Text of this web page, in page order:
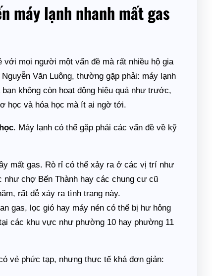
máy lạnh nhanh mất gas
mọi người một vấn đề mà rất nhiều hộ gia
Văn Luông, thường gặp phải: máy lạnh
không còn hoạt động hiệu quả như trước,
học và hóa học mà ít ai ngờ tới.
. Máy lạnh có thể gặp phải các vấn đề về kỹ
mất gas. Rò rỉ có thể xảy ra ở các vị trí như
chợ Bến Thành hay các chung cư cũ
rất dễ xảy ra tình trạng này.
gas, lọc gió hay máy nén có thể bị hư hỏng
các khu vực như phường 10 hay phường 11
vẻ phức tạp, nhưng thực tế khá đơn giản: